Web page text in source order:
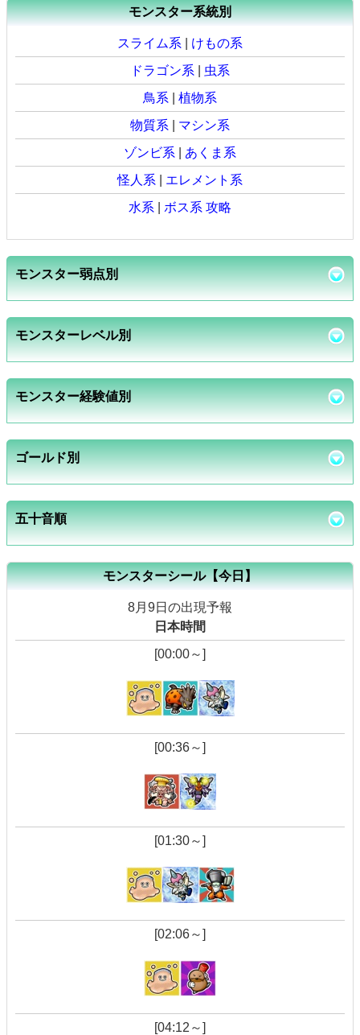
モンスター系統別
スライム系
けもの系
ドラゴン系
虫系
鳥系
植物系
物質系
マシン系
ゾンビ系
あくま系
怪人系
エレメント系
水系
ボス系 攻略
モンスター弱点別
モンスターレベル別
モンスター経験値別
ゴールド別
五十音順
モンスターシール【今日】
8月9日の出現予報
日本時間
[00:00～]
[00:36～]
[01:30～]
[02:06～]
[04:12～]